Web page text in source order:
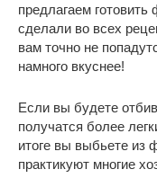
предлагаем
сделали во всех
вам точно не
намного вкуснее!
Если вы будете
получатся более
итоге вы выбьете из
практикуют многие